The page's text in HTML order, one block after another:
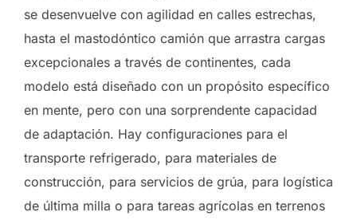
se desenvuelve con agilidad en calles estrechas,
hasta el mastodóntico camión que arrastra cargas
excepcionales a través de continentes, cada
modelo está diseñado con un propósito específico
en mente, pero con una sorprendente capacidad
de adaptación. Hay configuraciones para el
transporte refrigerado, para materiales de
construcción, para servicios de grúa, para logística
de última milla o para tareas agrícolas en terrenos